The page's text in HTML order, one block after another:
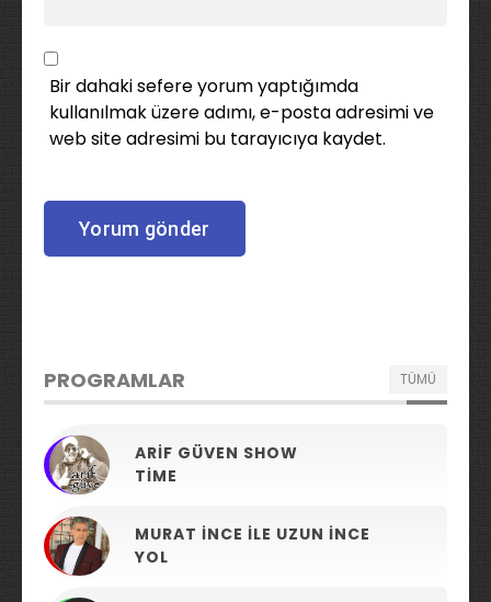
Bir dahaki sefere yorum yaptığımda
kullanılmak üzere adımı, e-posta adresimi ve
web site adresimi bu tarayıcıya kaydet.
PROGRAMLAR TÜMÜ
ARIF GÜVEN SHOW
TIME
MURAT İNCE ILE UZUN İNCE
YOL